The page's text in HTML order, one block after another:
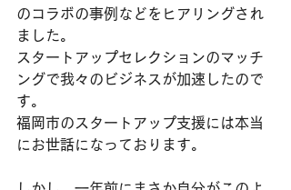
のコラボの事例などをヒアリングされ
ました。
スタートアップセレクションのマッチ
ングで我々のビジネスが加速したので
す。
福岡市のスタートアップ支援には本当
にお世話になっております。